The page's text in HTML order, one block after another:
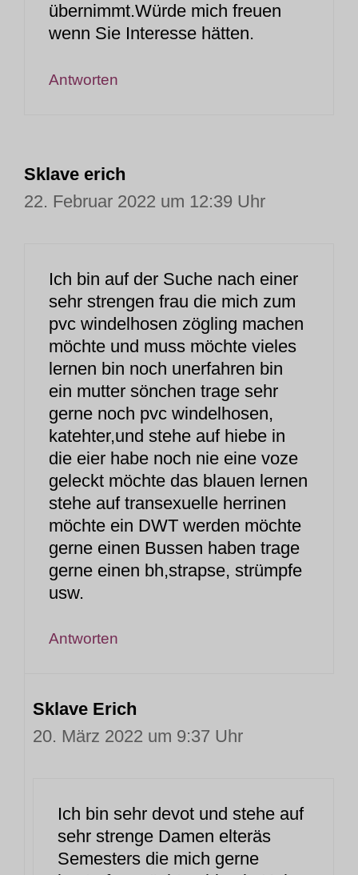
übernimmt.Würde mich freuen
wenn Sie Interesse hätten.
Antworten
Sklave erich
22. Februar 2022 um 12:39 Uhr
Ich bin auf der Suche nach einer
sehr strengen frau die mich zum
pvc windelhosen zögling machen
möchte und muss möchte vieles
lernen bin noch unerfahren bin
ein mutter sönchen trage sehr
gerne noch pvc windelhosen,
katehter,und stehe auf hiebe in
die eier habe noch nie eine voze
geleckt möchte das blauen lernen
stehe auf transexuelle herrinen
möchte ein DWT werden möchte
gerne einen Bussen haben trage
gerne einen bh,strapse, strümpfe
usw.
Antworten
Sklave Erich
20. März 2022 um 9:37 Uhr
Ich bin sehr devot und stehe auf
sehr strenge Damen elteräs
Semesters die mich gerne